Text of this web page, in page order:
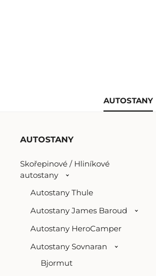
AUTOSTANY
AUTOSTANY
Skořepinové / Hliníkové
autostany
Autostany Thule
Autostany James Baroud
Autostany HeroCamper
Autostany Sovnaran
Bjormut